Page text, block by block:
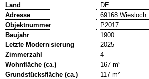
Land
DE
Adresse
69168 Wiesloch
Objektnummer
P2017
Baujahr
1900
Letzte Modernisierung
2025
Zimmerzahl
4
Wohnfläche (ca.)
167 m²
Grundstücksfläche (ca.)
117 m²